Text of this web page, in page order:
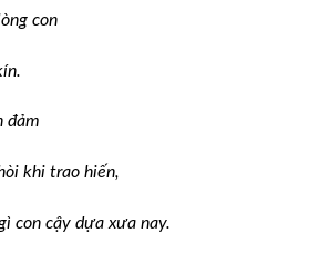
con
đảm
khi trao hiến,
con cậy dựa xưa nay.